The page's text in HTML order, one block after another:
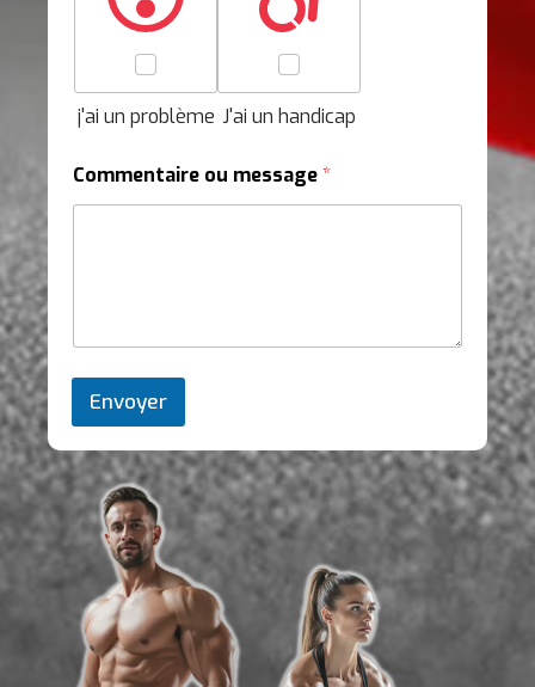
j'ai un problème J'ai un handicap
Commentaire ou message*
Envoyer